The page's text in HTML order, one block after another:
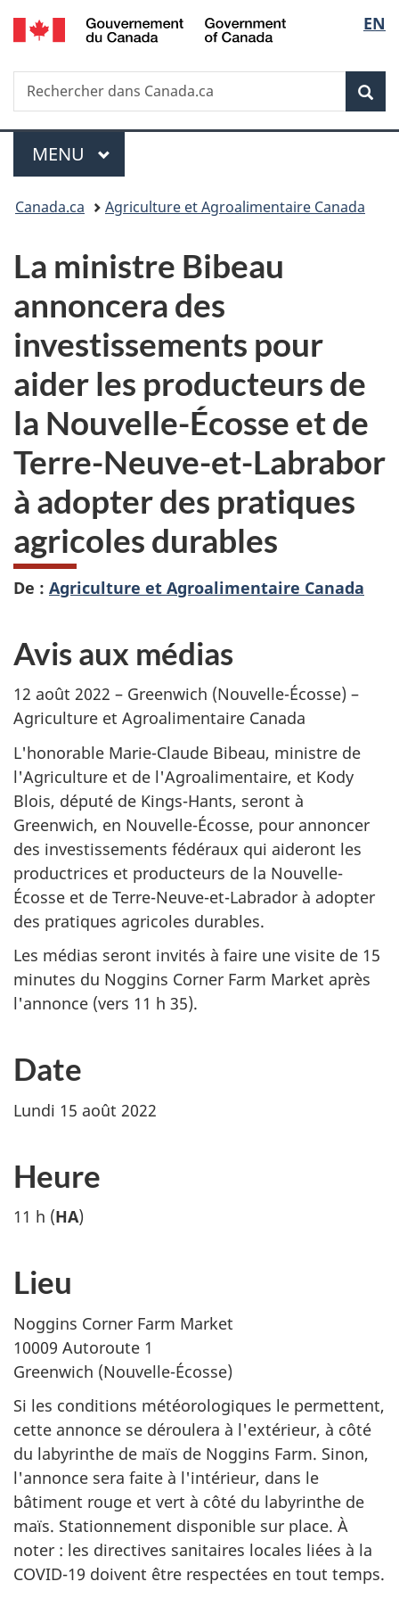
Passer
au
principal
Passer
à
Au
du
Passer
à
version
simplifiée
de
la
EN
Recherche
Rechercher
dans
Menu
MENU PRINCIPAL
Vous
ici :
Canada.ca Agriculture et Agroalimentaire Canada
La ministre Bibeau
annoncera des
investissements pour
aider les producteurs de
la Nouvelle-Écosse et de
Terre-Neuve-et-Labrabor
à adopter des pratiques
agricoles durables
De : Agriculture et Agroalimentaire Canada
Avis aux médias
12 août 2022 – Greenwich (Nouvelle-Écosse) –
Agriculture et Agroalimentaire Canada
L'honorable Marie-Claude Bibeau, ministre de
l'Agriculture et de l'Agroalimentaire, et Kody
Blois, député de Kings-Hants, seront à
Greenwich, en Nouvelle-Écosse, pour annoncer
des investissements fédéraux qui aideront les
productrices et producteurs de la Nouvelle-
Écosse et de Terre-Neuve-et-Labrador à adopter
des pratiques agricoles durables.
Les médias seront invités à faire une visite de 15
minutes du Noggins Corner Farm Market après
l'annonce (vers 11 h 35).
Date
Lundi 15 août 2022
Heure
11 h (HA)
Lieu
Noggins Corner Farm Market
10009 Autoroute 1
Greenwich (Nouvelle-Écosse)
Si les conditions météorologiques le permettent,
cette annonce se déroulera à l'extérieur, à côté
du labyrinthe de maïs de Noggins Farm. Sinon,
l'annonce sera faite à l'intérieur, dans le
bâtiment rouge et vert à côté du labyrinthe de
maïs. Stationnement disponible sur place. À
noter : les directives sanitaires locales liées à la
COVID-19 doivent être respectées en tout temps.